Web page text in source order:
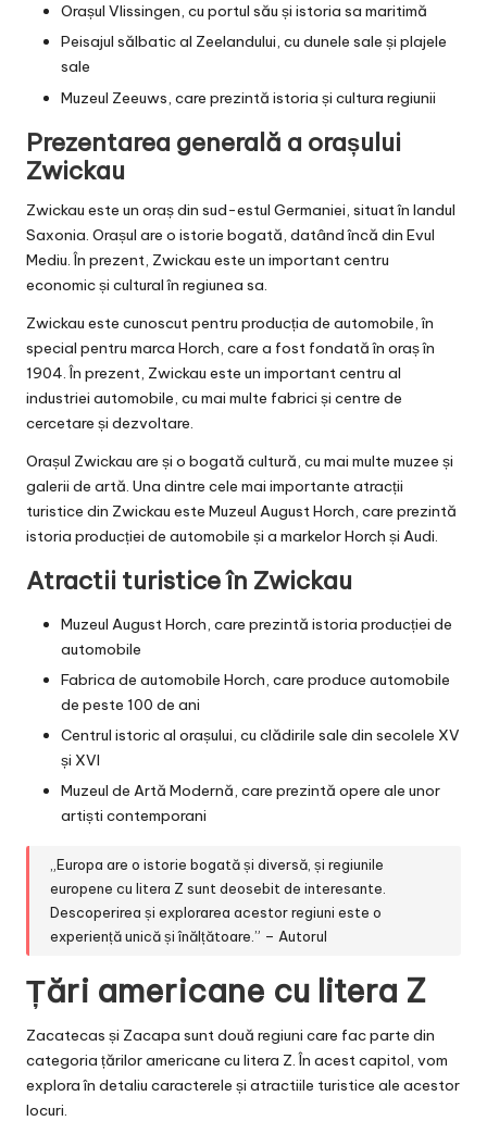
Orașul Vlissingen, cu portul său și istoria sa maritimă
Peisajul sălbatic al Zeelandului, cu dunele sale și plajele
sale
Muzeul Zeeuws, care prezintă istoria și cultura regiunii
Prezentarea generală a orașului
Zwickau
Zwickau este un oraș din sud-estul Germaniei, situat în landul
Saxonia. Orașul are o istorie bogată, datând încă din Evul
Mediu. În prezent, Zwickau este un important centru
economic și cultural în regiunea sa.
Zwickau este cunoscut pentru producția de automobile, în
special pentru marca Horch, care a fost fondată în oraș în
1904. În prezent, Zwickau este un important centru al
industriei automobile, cu mai multe fabrici și centre de
cercetare și dezvoltare.
Orașul Zwickau are și o bogată cultură, cu mai multe muzee și
galerii de artă. Una dintre cele mai importante atracții
turistice din Zwickau este Muzeul August Horch, care prezintă
istoria producției de automobile și a markelor Horch și Audi.
Atractii turistice în Zwickau
Muzeul August Horch, care prezintă istoria producției de
automobile
Fabrica de automobile Horch, care produce automobile
de peste 100 de ani
Centrul istoric al orașului, cu clădirile sale din secolele XV
și XVI
Muzeul de Artă Modernă, care prezintă opere ale unor
artiști contemporani
„Europa are o istorie bogată și diversă, și regiunile
europene cu litera Z sunt deosebit de interesante.
Descoperirea și explorarea acestor regiuni este o
experiență unică și înălțătoare.” – Autorul
Țări americane cu litera Z
Zacatecas și Zacapa sunt două regiuni care fac parte din
categoria țărilor americane cu litera Z. În acest capitol, vom
explora în detaliu caracterele și atractiile turistice ale acestor
locuri.